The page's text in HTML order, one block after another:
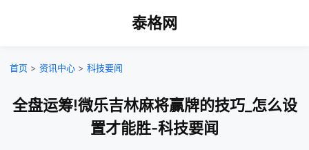
泰格网
首页 > 资讯中心 > 科技要闻
全盘运筹!微乐吉林麻将赢牌的技巧_怎么设
置才能胜-科技要闻